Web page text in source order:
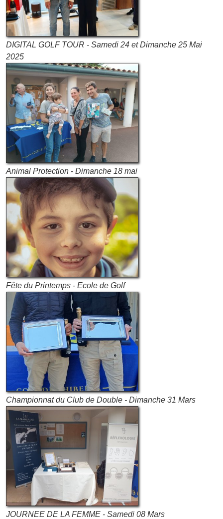
DIGITAL GOLF TOUR - Samedi 24 et Dimanche 25 Mai
2025
Animal Protection - Dimanche 18 mai
Fête du Printemps - Ecole de Golf
Championnat du Club de Double - Dimanche 31 Mars
JOURNEE DE LA FEMME - Samedi 08 Mars